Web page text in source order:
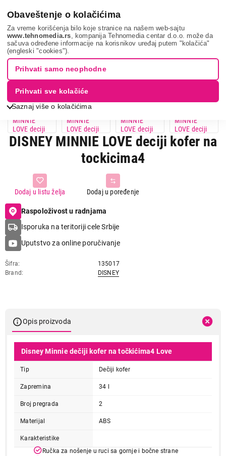
Obaveštenje o kolačićima
Za vreme korišćenja bilo koje stranice na našem web-sajtu
www.tehnomedia.rs , kompanija Tehnomedia centar d.o.o. može da
sačuva određene informacije na korisnikov uređaj putem "kolačića"
(engleski "cookies").
Saznaj više o kolačićima
Prihvati samo neophodne
Prihvati sve kolačiće
Disney minnie l...
DISNEY MINNIE LOVE deciji kofer na
tockicima4
Dodaj u poređenje
Dodaj u listu želja
Raspoloživost u radnjama
Isporuka na teritoriji cele Srbije
Uputstvo za online poručivanje
Šifra
135017
Brand
DISNEY
Opis proizvoda
Disney Minnie dečiji kofer na točkićima4 Love
Tip Dečiji kofer
Zapremina 34 l
Broj pregrada 2
Materijal ABS
Karakteristike
Ručka za nošenje u ruci sa gornje i bočne strane